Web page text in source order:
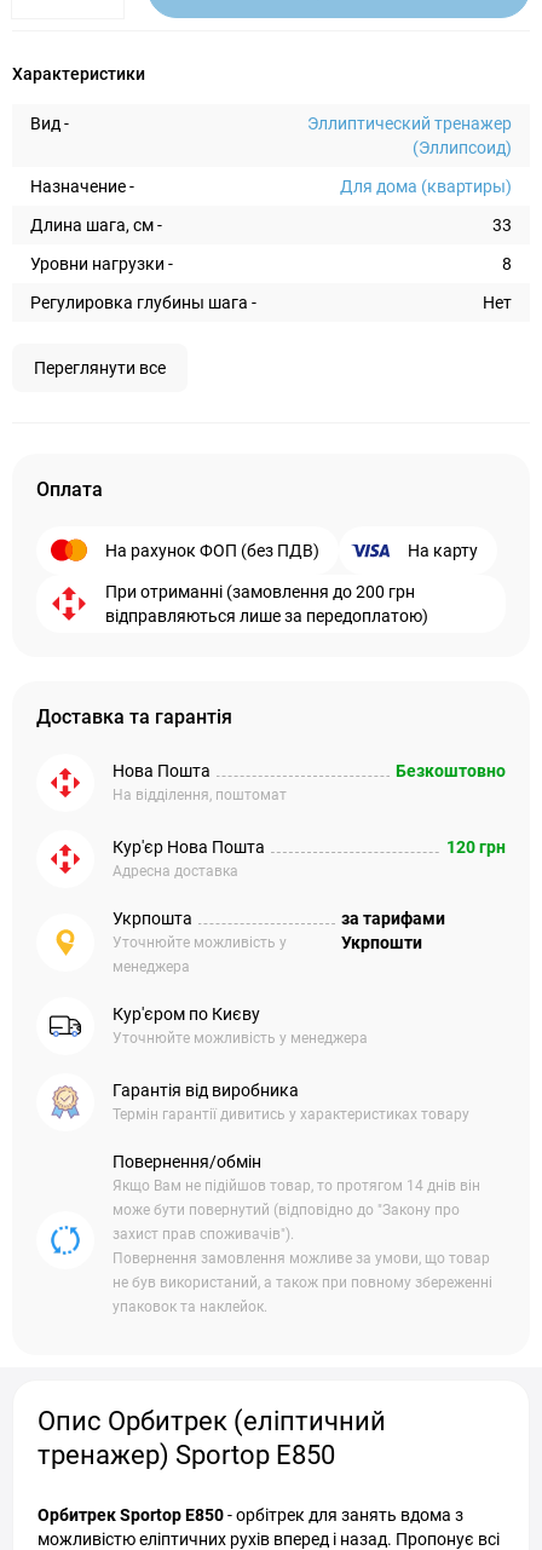
Характеристики
Вид -
Эллиптический тренажер
(Эллипсоид)
Назначение -
Для дома (квартиры)
Длина шага, см -
33
Уровни нагрузки -
8
Регулировка глубины шага -
Нет
Переглянути все
Оплата
На рахунок ФОП (без ПДВ) На карту
При отриманні (замовлення до 200 грн
відправляються лише за передоплатою)
Доставка та гарантія
Нова Пошта
На відділення, поштомат
Безкоштовно
Кур'єр Нова Пошта
Адресна доставка
120 грн
Укрпошта
Уточнюйте можливість у
менеджера
за тарифами
Укрпошти
Кур'єром по Києву
Уточнюйте можливість у менеджера
Гарантія від виробника
Термін гарантії дивитись у характеристиках товару
Повернення/обмін
Якщо Вам не підійшов товар, то протягом 14 днів він
може бути повернутий (відповідно до "Закону про
захист прав споживачів").
Повернення замовлення можливе за умови, що товар
не був використаний, а також при повному збереженні
упаковок та наклейок.
Опис Орбитрек (еліптичний
тренажер) Sportop E850
Орбитрек Sportop E850- орбітрек для занять вдома з
можливістю еліптичних рухів вперед і назад. Пропонує всі